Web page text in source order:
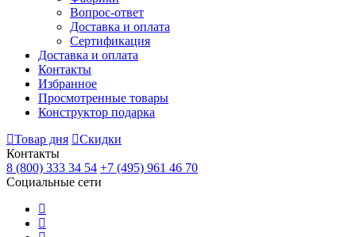
Вопрос-ответ
Доставка и оплата
Сертификация
Доставка и оплата
Контакты
Избранное
Просмотренные товары
Конструктор подарка
Товар дня
Скидки
Контакты
8 (800) 333 34 54 +7 (495) 961 46 70
Социальные сети